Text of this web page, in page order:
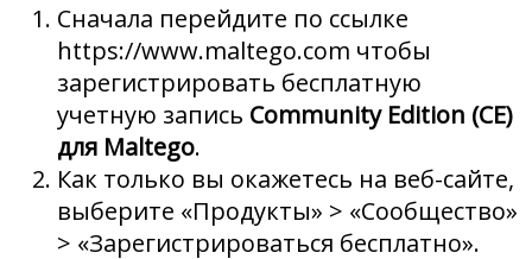
Сначала перейдите по ссылке
https://www.maltego.com чтобы
зарегистрировать бесплатную
учетную запись Community Edition (CE)
для Maltego.
Как только вы окажетесь на веб-сайте,
выберите «Продукты» > «Сообщество»
> «Зарегистрироваться бесплатно».